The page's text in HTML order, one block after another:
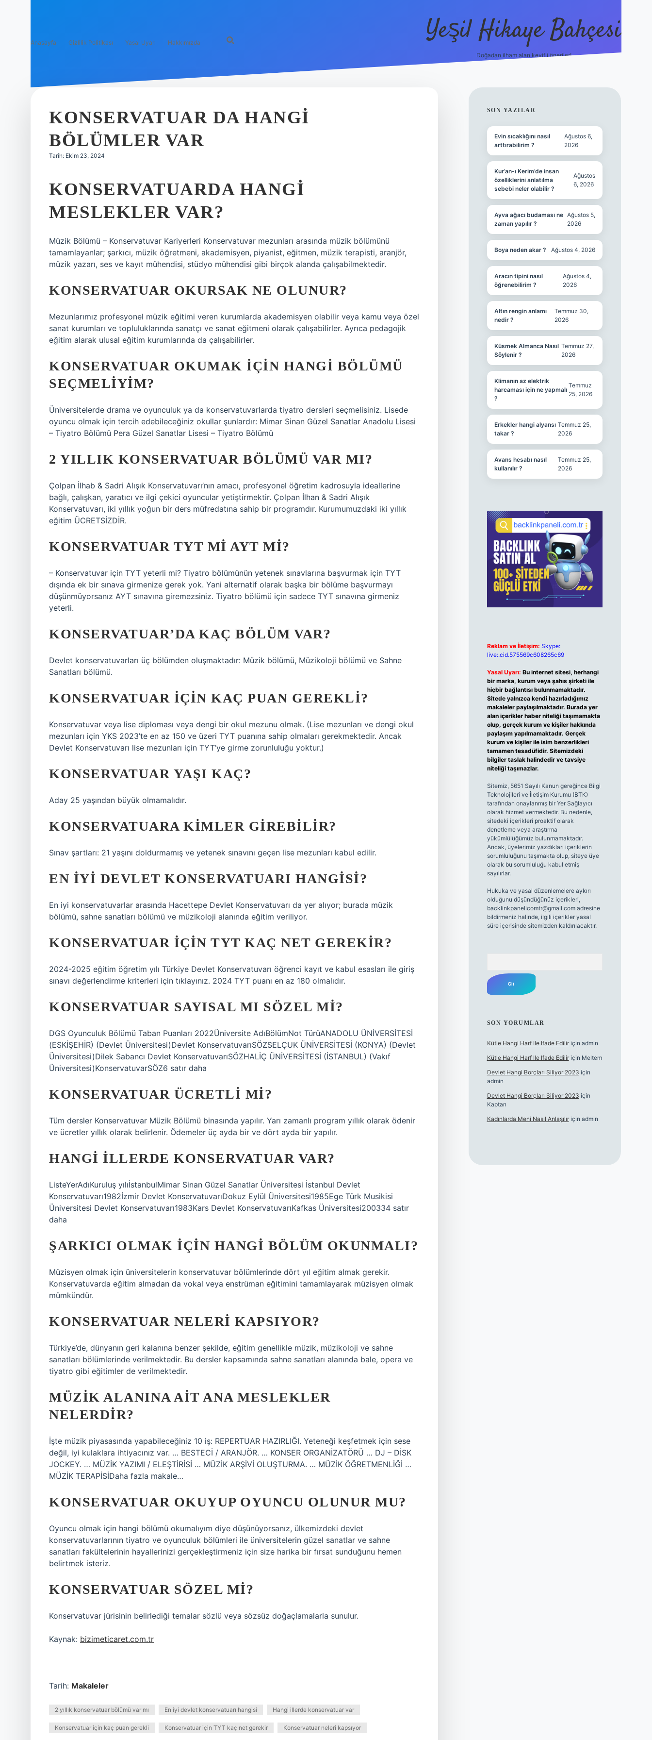
Anasayfa Gizlilik Politikası Yasal Uyarı Hakkımızda Yeşil Hikaye Bahçesi
Doğadan ilham alan keyifli öneriler!
KONSERVATUAR DA HANGI
BÖLÜMLER VAR
Tarih: Ekim 23, 2024
KONSERVATUARDA HANGI
MESLEKLER VAR?
Müzik Bölümü – ​​Konservatuvar Kariyerleri Konservatuvar mezunları arasında müzik bölümünü
tamamlayanlar; şarkıcı, müzik öğretmeni, akademisyen, piyanist, eğitmen, müzik terapisti, aranjör,
müzik yazarı, ses ve kayıt mühendisi, stüdyo mühendisi gibi birçok alanda çalışabilmektedir.
KONSERVATUAR OKURSAK NE OLUNUR?
Mezunlarımız profesyonel müzik eğitimi veren kurumlarda akademisyen olabilir veya kamu veya özel
sanat kurumları ve topluluklarında sanatçı ve sanat eğitmeni olarak çalışabilirler. Ayrıca pedagojik
eğitim alarak ulusal eğitim kurumlarında da çalışabilirler.
KONSERVATUAR OKUMAK IÇIN HANGI BÖLÜMÜ
SEÇMELIYIM?
Üniversitelerde drama ve oyunculuk ya da konservatuvarlarda tiyatro dersleri seçmelisiniz. Lisede
oyuncu olmak için tercih edebileceğiniz okullar şunlardır: Mimar Sinan Güzel Sanatlar Anadolu Lisesi
– Tiyatro Bölümü Pera Güzel Sanatlar Lisesi – Tiyatro Bölümü
2 YILLIK KONSERVATUAR BÖLÜMÜ VAR MI?
Çolpan İlhab & Sadri Alışık Konservatuvarı’nın amacı, profesyonel öğretim kadrosuyla ideallerine
bağlı, çalışkan, yaratıcı ve ilgi çekici oyuncular yetiştirmektir. Çolpan İlhan & Sadri Alışık
Konservatuvarı, iki yıllık yoğun bir ders müfredatına sahip bir programdır. Kurumumuzdaki iki yıllık
eğitim ÜCRETSİZDİR.
KONSERVATUAR TYT MI AYT MI?
– Konservatuvar için TYT yeterli mi? Tiyatro bölümünün yetenek sınavlarına başvurmak için TYT
dışında ek bir sınava girmenize gerek yok. Yani alternatif olarak başka bir bölüme başvurmayı
düşünmüyorsanız AYT sınavına giremezsiniz. Tiyatro bölümü için sadece TYT sınavına girmeniz
yeterli.
KONSERVATUAR’DA KAÇ BÖLÜM VAR?
Devlet konservatuvarları üç bölümden oluşmaktadır: Müzik bölümü, Müzikoloji bölümü ve Sahne
Sanatları bölümü.
KONSERVATUAR IÇIN KAÇ PUAN GEREKLI?
Konservatuvar veya lise diploması veya dengi bir okul mezunu olmak. (Lise mezunları ve dengi okul
mezunları için YKS 2023’te en az 150 ve üzeri TYT puanına sahip olmaları gerekmektedir. Ancak
Devlet Konservatuvarı lise mezunları için TYT’ye girme zorunluluğu yoktur.)
KONSERVATUAR YAŞI KAÇ?
Aday 25 yaşından büyük olmamalıdır.
KONSERVATUARA KIMLER GIREBILIR?
Sınav şartları: 21 yaşını doldurmamış ve yetenek sınavını geçen lise mezunları kabul edilir.
EN IYI DEVLET KONSERVATUARI HANGISI?
En iyi konservatuvarlar arasında Hacettepe Devlet Konservatuvarı da yer alıyor; burada müzik
bölümü, sahne sanatları bölümü ve müzikoloji alanında eğitim veriliyor.
KONSERVATUAR IÇIN TYT KAÇ NET GEREKIR?
2024-2025 eğitim öğretim yılı Türkiye Devlet Konservatuvarı öğrenci kayıt ve kabul esasları ile giriş
sınavı değerlendirme kriterleri için tıklayınız. 2024 TYT puanı en az 180 olmalıdır.
KONSERVATUAR SAYISAL MI SÖZEL MI?
DGS Oyunculuk Bölümü Taban Puanları 2022Üniversite AdıBölümNot TürüANADOLU ÜNİVERSİTESİ
(ESKİŞEHİR) (Devlet Üniversitesi)Devlet KonservatuvarıSÖZSELÇUK ÜNİVERSİTESİ (KONYA) (Devlet
Üniversitesi)Dilek Sabancı Devlet KonservatuvarıSÖZHALİÇ ÜNİVERSİTESİ (İSTANBUL) (Vakıf
Üniversitesi)KonservatuvarSÖZ6 satır daha
KONSERVATUAR ÜCRETLI MI?
Tüm dersler Konservatuvar Müzik Bölümü binasında yapılır. Yarı zamanlı program yıllık olarak ödenir
ve ücretler yıllık olarak belirlenir. Ödemeler üç ayda bir ve dört ayda bir yapılır.
HANGI ILLERDE KONSERVATUAR VAR?
ListeYerAdıKuruluş yılıİstanbulMimar Sinan Güzel Sanatlar Üniversitesi İstanbul Devlet
Konservatuvarı1982İzmir Devlet KonservatuvarıDokuz Eylül Üniversitesi1985Ege Türk Musikisi
Üniversitesi Devlet Konservatuvarı1983Kars Devlet KonservatuvarıKafkas Üniversitesi200334 satır
daha
ŞARKICI OLMAK IÇIN HANGI BÖLÜM OKUNMALI?
Müzisyen olmak için üniversitelerin konservatuvar bölümlerinde dört yıl eğitim almak gerekir.
Konservatuvarda eğitim almadan da vokal veya enstrüman eğitimini tamamlayarak müzisyen olmak
mümkündür.
KONSERVATUAR NELERI KAPSIYOR?
Türkiye’de, dünyanın geri kalanına benzer şekilde, eğitim genellikle müzik, müzikoloji ve sahne
sanatları bölümlerinde verilmektedir. Bu dersler kapsamında sahne sanatları alanında bale, opera ve
tiyatro gibi eğitimler de verilmektedir.
MÜZIK ALANINA AIT ANA MESLEKLER
NELERDIR?
İşte müzik piyasasında yapabileceğiniz 10 iş: REPERTUAR HAZIRLIĞI. Yeteneği keşfetmek için sese
değil, iyi kulaklara ihtiyacınız var. … BESTECİ / ARANJÖR. … KONSER ORGANİZATÖRÜ … DJ – DİSK
JOCKEY. … MÜZİK YAZIMI / ELEŞTİRİSİ … MÜZİK ARŞİVİ OLUŞTURMA. … MÜZİK ÖĞRETMENLİĞİ …
MÜZİK TERAPİSİDaha fazla makale…
KONSERVATUAR OKUYUP OYUNCU OLUNUR MU?
Oyuncu olmak için hangi bölümü okumalıyım diye düşünüyorsanız, ülkemizdeki devlet
konservatuvarlarının tiyatro ve oyunculuk bölümleri ile üniversitelerin güzel sanatlar ve sahne
sanatları fakültelerinin hayallerinizi gerçekleştirmeniz için size harika bir fırsat sunduğunu hemen
belirtmek isteriz.
KONSERVATUAR SÖZEL MI?
Konservatuvar jürisinin belirlediği temalar sözlü veya sözsüz doğaçlamalarla sunulur.
Kaynak: bizimeticaret.com.tr
Tarih: Makaleler
2 yıllık konservatuar bölümü var mı En iyi devlet konservatuarı hangisi Hangi illerde konservatuar var
Konservatuar için kaç puan gerekli Konservatuar için TYT kaç net gerekir Konservatuar neleri kapsıyor
SIDEBAR
SON YAZILAR
Evin sıcaklığını nasıl
arttırabilirim ?
Ağustos 6,
2026
Kur’an-ı Kerim’de insan
özelliklerini anlatılma
sebebi neler olabilir ?
Ağustos
6, 2026
Ayva ağacı budaması ne
zaman yapılır ?
Ağustos 5,
2026
Boya neden akar ? Ağustos 4, 2026
Aracın tipini nasıl
öğrenebilirim ?
Ağustos 4,
2026
Altın rengin anlamı
nedir ?
Temmuz 30,
2026
Küsmek Almanca Nasıl
Söylenir ?
Temmuz 27,
2026
Klimanın az elektrik
harcaması için ne yapmalı
?
Temmuz
25, 2026
Erkekler hangi alyansı
takar ?
Temmuz 25,
2026
Avans hesabı nasıl
kullanılır ?
Temmuz 25,
2026
Reklam ve İletişim: Skype:
live:.cid.575569c608265c69
Yasal Uyarı: Bu internet sitesi, herhangi
bir marka, kurum veya şahıs şirketi ile
hiçbir bağlantısı bulunmamaktadır.
Sitede yalnızca kendi hazırladığımız
makaleler paylaşılmaktadır. Burada yer
alan içerikler haber niteliği taşımamakta
olup, gerçek kurum ve kişiler hakkında
paylaşım yapılmamaktadır. Gerçek
kurum ve kişiler ile isim benzerlikleri
tamamen tesadüfidir. Sitemizdeki
bilgiler taslak halindedir ve tavsiye
niteliği taşımazlar.
Sitemiz, 5651 Sayılı Kanun gereğince Bilgi
Teknolojileri ve İletişim Kurumu (BTK)
tarafından onaylanmış bir Yer Sağlayıcı
olarak hizmet vermektedir. Bu nedenle,
sitedeki içerikleri proaktif olarak
denetleme veya araştırma
yükümlülüğümüz bulunmamaktadır.
Ancak, üyelerimiz yazdıkları içeriklerin
sorumluluğunu taşımakta olup, siteye üye
olarak bu sorumluluğu kabul etmiş
sayılırlar.
Hukuka ve yasal düzenlemelere aykırı
olduğunu düşündüğünüz içerikleri,
backlinkpanelicomtr@gmail.comadresine
bildirmeniz halinde, ilgili içerikler yasal
süre içerisinde sitemizden kaldırılacaktır.
SON YORUMLAR
Kütle Hangi Harf Ile Ifade Ediliriçin admin
Kütle Hangi Harf Ile Ifade Ediliriçin Meltem
Devlet Hangi Borçları Siliyor 2023 için
admin
Devlet Hangi Borçları Siliyor 2023 için
Kaptan
Kadınlarda Meni Nasıl Anlaşılıriçin admin
en